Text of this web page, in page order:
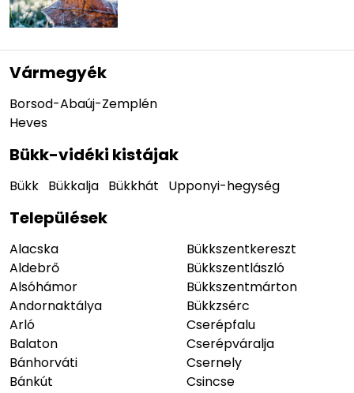
Vármegyék
Borsod-Abaúj-Zemplén
Heves
Bükk-vidéki kistájak
Bükk Bükkalja Bükkhát Upponyi-hegység
Települések
Alacska
Aldebrő
Alsóhámor
Andornaktálya
Arló
Balaton
Bánhorváti
Bánkút
Bükkszentkereszt
Bükkszentlászló
Bükkszentmárton
Bükkzsérc
Cserépfalu
Cserépváralja
Csernely
Csincse